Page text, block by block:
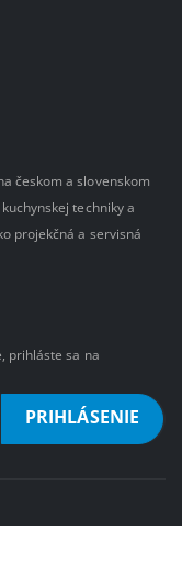
českom a slovenskom
techniky a
projekčná a servisná
prihláste sa na